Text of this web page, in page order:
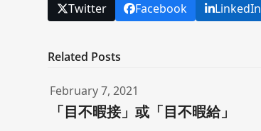
Twitter Facebook LinkedIn
Related Posts
February 7, 2021
「目不暇接」或「目不暇給」